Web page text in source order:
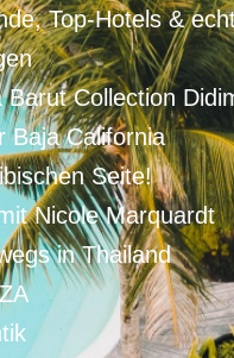
Top-Hotels &
Collection
Baja California
Seite!
Nicole Marquardt
in Thailand